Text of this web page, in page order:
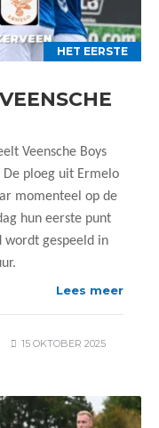
HET EERSTE
Veensche Boys
ploeg uit Ermelo
momenteel op de
hun eerste punt
wordt gespeeld in
Lees meer
15 OKTOBER 2025